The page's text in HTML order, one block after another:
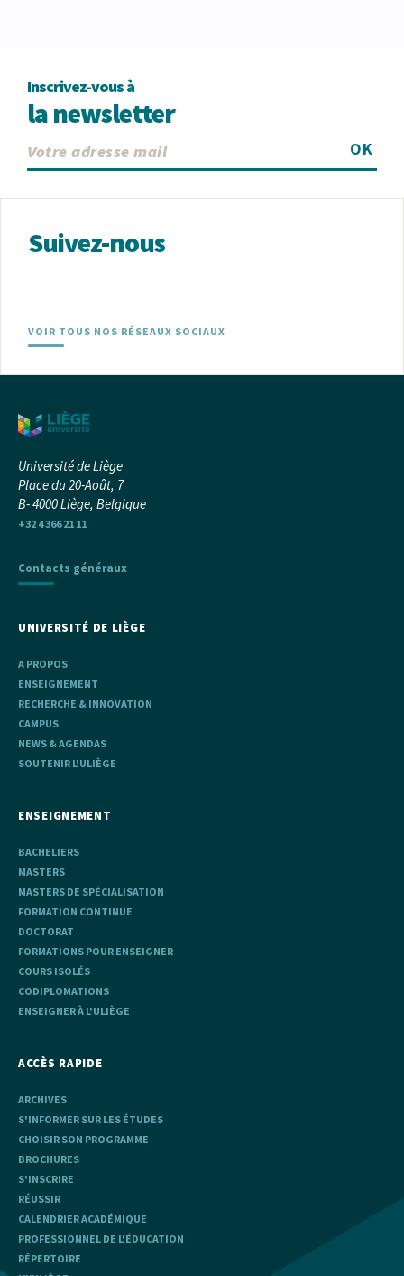
Inscrivez-vous à
la newsletter
OK
Suivez-nous
VOIR TOUS NOS RÉSEAUX SOCIAUX
Université de Liège
Place du 20-Août, 7
B- 4000 Liège, Belgique
+32 4 366 21 11
Contacts généraux
UNIVERSITÉ DE LIÈGE
A PROPOS
ENSEIGNEMENT
RECHERCHE & INNOVATION
CAMPUS
NEWS & AGENDAS
SOUTENIR L'ULIÈGE
ENSEIGNEMENT
BACHELIERS
MASTERS
MASTERS DE SPÉCIALISATION
FORMATION CONTINUE
DOCTORAT
FORMATIONS POUR ENSEIGNER
COURS ISOLÉS
CODIPLOMATIONS
ENSEIGNER À L'ULIÈGE
ACCÈS RAPIDE
ARCHIVES
S'INFORMER SUR LES ÉTUDES
CHOISIR SON PROGRAMME
BROCHURES
S'INSCRIRE
RÉUSSIR
CALENDRIER ACADÉMIQUE
PROFESSIONNEL DE L'ÉDUCATION
RÉPERTOIRE